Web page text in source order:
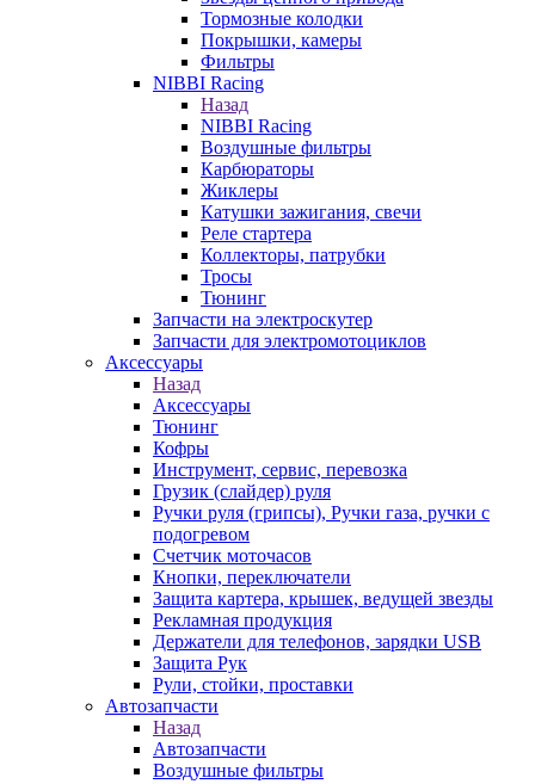
Тормозные колодки
Покрышки, камеры
Фильтры
NIBBI Racing
Назад
NIBBI Racing
Воздушные фильтры
Карбюраторы
Жиклеры
Катушки зажигания, свечи
Реле стартера
Коллекторы, патрубки
Тросы
Тюнинг
Запчасти на электроскутер
Запчасти для электромотоциклов
Аксессуары
Назад
Аксессуары
Тюнинг
Кофры
Инструмент, сервис, перевозка
Грузик (слайдер) руля
Ручки руля (грипсы), Ручки газа, ручки с
подогревом
Счетчик моточасов
Кнопки, переключатели
Защита картера, крышек, ведущей звезды
Рекламная продукция
Держатели для телефонов, зарядки USB
Защита Рук
Рули, стойки, проставки
Автозапчасти
Назад
Автозапчасти
Воздушные фильтры